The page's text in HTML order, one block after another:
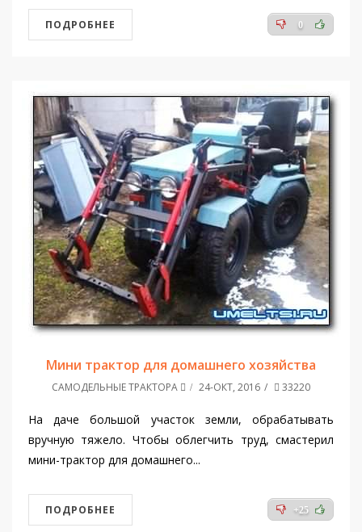
0
ПОДРОБНЕЕ
Мини трактор для домашнего хозяйства
САМОДЕЛЬНЫЕ ТРАКТОРА 24-ОКТ, 2016 33220
На даче большой участок земли, обрабатывать
вручную тяжело. Чтобы облегчить труд, смастерил
мини-трактор для домашнего...
+25
ПОДРОБНЕЕ